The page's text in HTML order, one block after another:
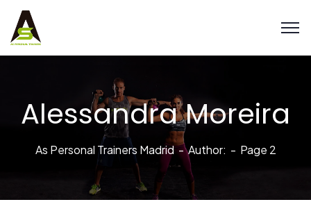
Alessandra Moreira
As Personal Trainers Madrid Author: Page 2